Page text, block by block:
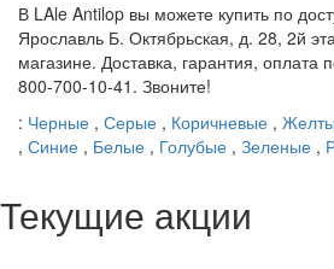
В LAle Antilop вы можете купить по
Ярославль Б. Октябрьская, д. 28, 2й
магазине. Доставка, гарантия,
800-700-10-41. Звоните!
: Черные , Серые , Коричневые ,
, Синие , Белые , Голубые , Зеленые ,
Текущие акции